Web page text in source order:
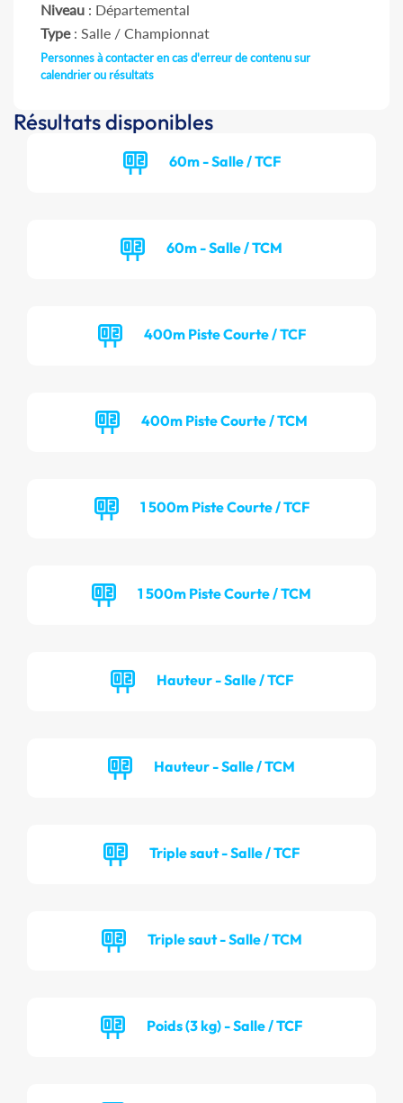
Niveau : Départemental
Type: Salle / Championnat
Personnes à contacter en cas d'erreur de contenu sur
calendrier ou résultats
Résultats disponibles
60m - Salle / TCF
60m - Salle / TCM
400m Piste Courte / TCF
400m Piste Courte / TCM
1 500m Piste Courte / TCF
1 500m Piste Courte / TCM
Hauteur - Salle / TCF
Hauteur - Salle / TCM
Triple saut - Salle / TCF
Triple saut - Salle / TCM
Poids (3 kg) - Salle / TCF